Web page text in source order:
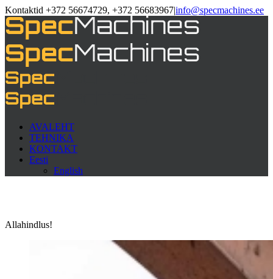
Kontaktid +372 56674729, +372 56683967|info@specmachines.ee
AVALEHT
TEHNIKA
KONTAKT
Eesti
English
Allahindlus!